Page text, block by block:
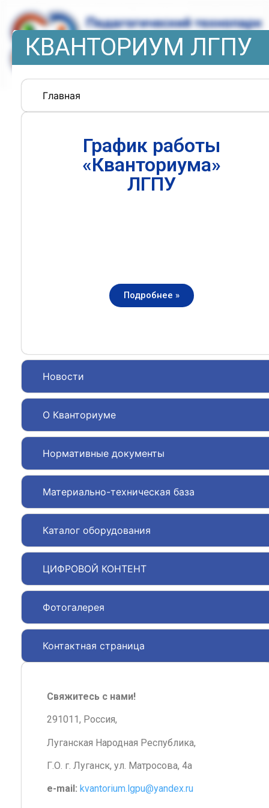
КВАНТОРИУМ ЛГПУ
Главная
Новости
О Кванториуме
Нормативные документы
Материально-техническая база
Каталог оборудования
ЦИФРОВОЙ КОНТЕНТ
Фотогалерея
Контактная страница
График работы
«Кванториума»
ЛГПУ
Подробнее »
Свяжитесь с нами!
291011, Россия,
Луганская Народная Республика,
Г.О. г. Луганск, ул. Матросова, 4а
e-mail: kvantorium.lgpu@yandex.ru